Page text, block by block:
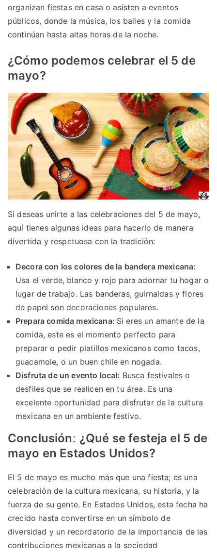
organizan fiestas en casa o asisten a eventos
públicos, donde la música, los bailes y la comida
continúan hasta altas horas de la noche.
¿Cómo podemos celebrar el 5 de
mayo?
Si deseas unirte a las celebraciones del 5 de mayo,
aquí tienes algunas ideas para hacerlo de manera
divertida y respetuosa con la tradición:
Decora con los colores de la bandera mexicana:
Usa el verde, blanco y rojo para adornar tu hogar o
lugar de trabajo. Las banderas, guirnaldas y flores
de papel son decoraciones populares.
Prepara comida mexicana: Si eres un amante de la
comida, este es el momento perfecto para
preparar o pedir platillos mexicanos como tacos,
guacamole, o un buen chile en nogada.
Disfruta de un evento local: Busca festivales o
desfiles que se realicen en tu área. Es una
excelente oportunidad para disfrutar de la cultura
mexicana en un ambiente festivo.
Conclusión: ¿Qué se festeja el 5 de
mayo en Estados Unidos?
El 5 de mayo es mucho más que una fiesta; es una
celebración de la cultura mexicana, su historia, y la
fuerza de su gente. En Estados Unidos, esta fecha ha
crecido hasta convertirse en un símbolo de
diversidad y un recordatorio de la importancia de las
contribuciones mexicanas a la sociedad